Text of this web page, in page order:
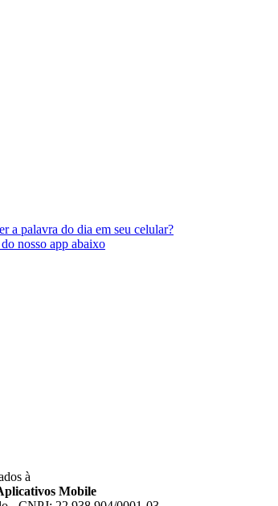
a palavra do dia em seu celular?
nosso app abaixo
à
Mobile